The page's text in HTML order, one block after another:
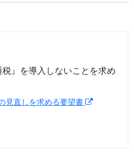
税』を導入しないことを求め
見直しを求める要望書